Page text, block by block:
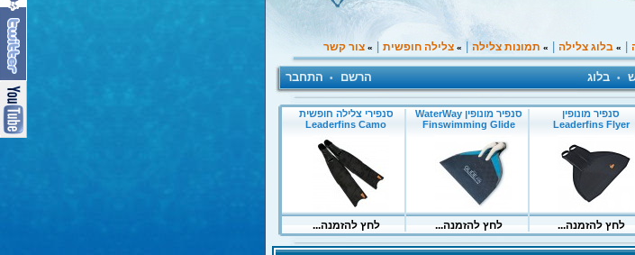
» בלוג צלילה » תמונות צלילה » צלילה חופשית » צור קשר
• בלוג הרשם • התחבר